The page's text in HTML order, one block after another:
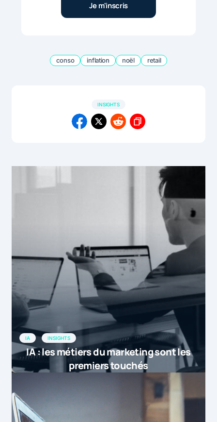
conso inflation noël retail
INSIGHTS
IA INSIGHTS
IA : les métiers du marketing sont les
premiers touchés